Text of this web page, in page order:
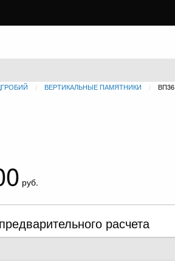
ВЕРТИКАЛЬНЫЕ ПАМЯТНИКИ ВП36
руб.
расчета